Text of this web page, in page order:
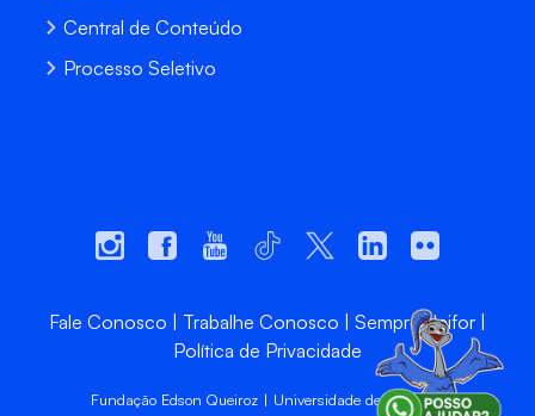
Central de Conteúdo
Processo Seletivo
Fale Conosco Trabalhe Conosco
Sempre Unifor
Política de Privacidade
Fundação Edson Queiroz | Universidade de Fortaleza